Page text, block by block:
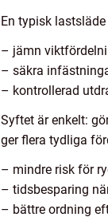
En typisk
– jämn
– säkra
– kontrollerad
Syftet är enkelt:
ger flera tydliga
– mindre risk för
– tidsbesparing
– bättre ordning